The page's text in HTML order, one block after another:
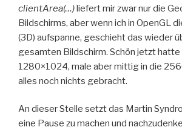
clientArea(…)liefert mir zwar nur die
Bildschirms, aber wenn ich in OpenGL
(3D) aufspanne, geschieht das wieder
gesamten Bildschirm. Schön jetzt hatte
1280×1024, male aber mittig in die
alles noch nichts gebracht.
An dieser Stelle setzt das Martin
eine Pause zu machen und